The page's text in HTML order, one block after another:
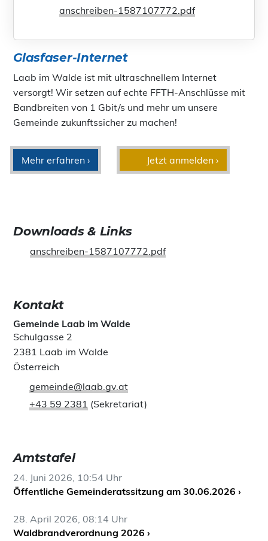
anschreiben-1587107772.pdf
Glasfaser-Internet
Laab im Walde ist mit ultraschnellem Internet
versorgt! Wir setzen auf echte FFTH-Anschlüsse mit
Bandbreiten von 1 Gbit/s und mehr um unsere
Gemeinde zukunftssicher zu machen!
Mehr erfahren › Jetzt anmelden ›
Downloads & Links
anschreiben-1587107772.pdf
Kontakt
Gemeinde Laab im Walde
Schulgasse 2
2381 Laab im Walde
Österreich
gemeinde@laab.gv.at
+43 59 2381 (Sekretariat)
Amtstafel
24. Juni 2026, 10:54 Uhr
Öffentliche Gemeinderatssitzung am 30.06.2026 ›
28. April 2026, 08:14 Uhr
Waldbrandverordnung 2026 ›